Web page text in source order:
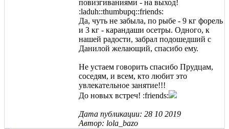
повизгиваниями - на выход!
:laduh::thumbupq::friends:
Да, чуть не забыла, по рыбе - 9 кг форель
и 3 кг - карандаши осетры. Одного, к
нашей радости, забрал подошедший с
Данилой желающий, спасибо ему.
Не устаем говорить спасибо Прудцам,
соседям, и всем, кто любит это
увлекательное занятие!!!
До новых встреч! :friends:
Дата публикации: 28 10 2019
Автор: lola_bazo